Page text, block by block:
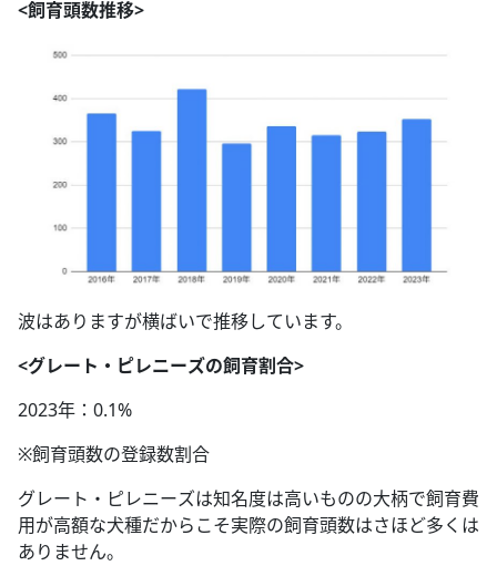
<飼育頭数推移>
波はありますが横ばいで推移しています。
<グレート・ピレニーズの飼育割合>
2023年：0.1%
※飼育頭数の登録数割合
グレート・ピレニーズは知名度は高いものの大柄で飼育費
用が高額な犬種だからこそ実際の飼育頭数はさほど多くは
ありません。